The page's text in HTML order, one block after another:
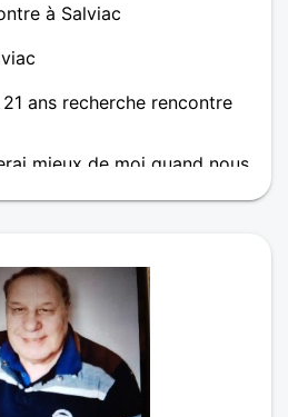
à Salviac
ans recherche rencontre
mieux de moi quand nous
une démarche sérieuse,